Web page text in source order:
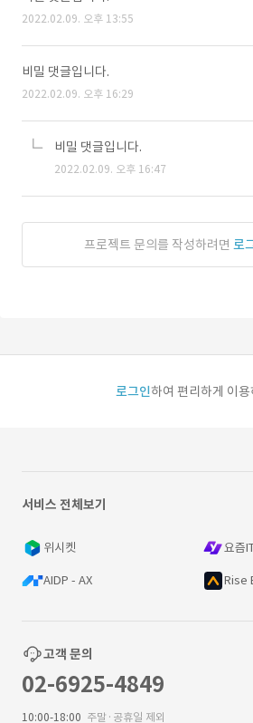
2022.02.09. 오후 13:55
비밀 댓글입니다.
2022.02.09. 오후 16:29
비밀 댓글입니다.
2022.02.09. 오후 16:47
프로젝트 문의를 작성하려면 로
로그인하여 편리하게 이
서비스 전체보기
위시켓 요즘
AIDP - AX Rise
고객 문의
02-6925-4849
10:00-18:00 주말·공휴일 제외